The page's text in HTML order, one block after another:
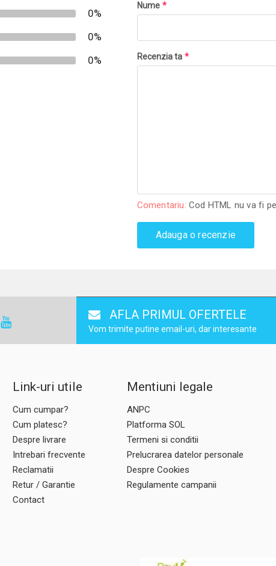
0%
0%
0%
Nume *
Recenzia ta *
Comentariu: Cod HTML nu va fi
Adauga o recenzie
AFLA PRIMUL OFERTELE
Vom trimite putine email-uri, dar interesante
Link-uri utile
Cum cumpar?
Cum platesc?
Despre livrare
Intrebari frecvente
Reclamatii
Retur / Garantie
Contact
Mentiuni legale
ANPC
Platforma SOL
Termeni si conditii
Prelucrarea datelor personale
Despre Cookies
Regulamente campanii